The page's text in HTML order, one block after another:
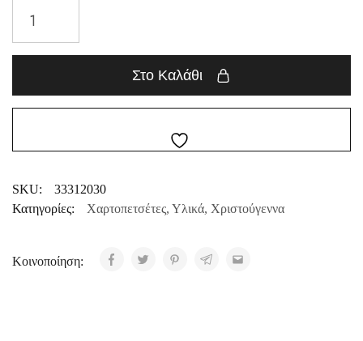
Στο Καλάθι
SKU:
33312030
Κατηγορίες:
Χαρτοπετσέτες, Υλικά, Χριστούγεννα
Κοινοποίηση: